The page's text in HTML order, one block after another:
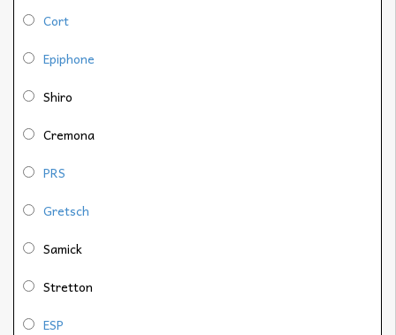
Cort
Epiphone
Shiro
Cremona
PRS
Gretsch
Samick
Stretton
ESP